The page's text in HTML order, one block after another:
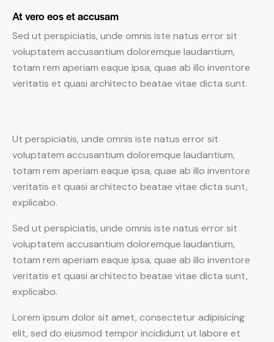
At vero eos et accusam
Sed ut perspiciatis, unde omnis iste natus error sit
voluptatem accusantium doloremque laudantium,
totam rem aperiam eaque ipsa, quae ab illo inventore
veritatis et quasi architecto beatae vitae dicta sunt.
Ut perspiciatis, unde omnis iste natus error sit
voluptatem accusantium doloremque laudantium,
totam rem aperiam eaque ipsa, quae ab illo inventore
veritatis et quasi architecto beatae vitae dicta sunt,
explicabo.
Sed ut perspiciatis, unde omnis iste natus error sit
voluptatem accusantium doloremque laudantium,
totam rem aperiam eaque ipsa, quae ab illo inventore
veritatis et quasi architecto beatae vitae dicta sunt,
explicabo.
Lorem ipsum dolor sit amet, consectetur adipisicing
elit, sed do eiusmod tempor incididunt ut labore et